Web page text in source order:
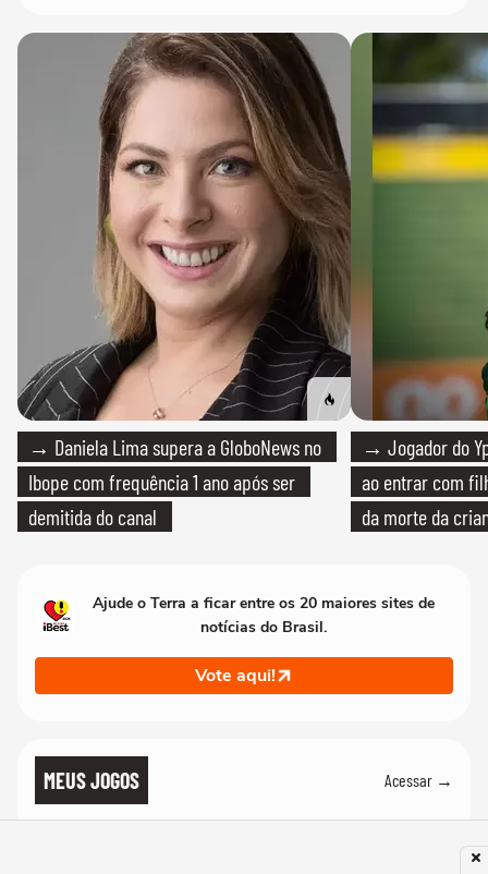
→ Daniela Lima supera a GloboNews no
Ibope com frequência 1 ano após ser
demitida do canal
→ Jogador do
ao entrar com
da morte da
Ajude o Terra a ficar entre os 20 maiores sites de
notícias do Brasil.
Vote aqui!
MEUS JOGOS Acessar →